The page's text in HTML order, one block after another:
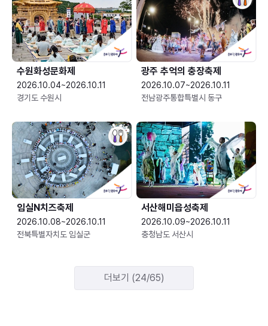
수원화성문화제
2026.10.04~2026.10.11
경기도 수원시
광주 추억의 충장축제
2026.10.07~2026.10.11
전남광주통합특별시 동구
임실N치즈축제
2026.10.08~2026.10.11
전북특별자치도 임실군
서산해미읍성축제
2026.10.09~2026.10.11
충청남도 서산시
더보기 (24/65)